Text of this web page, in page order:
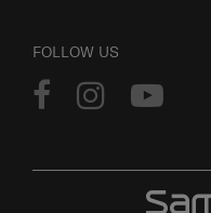
FOLLOW US